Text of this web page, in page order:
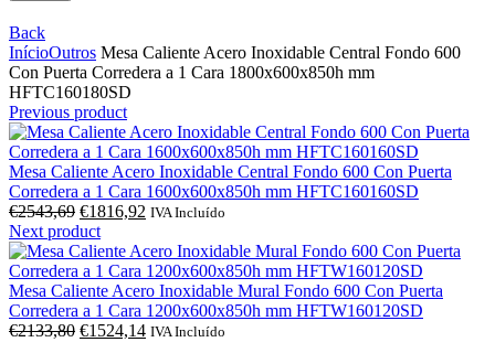
Back
InícioOutros Mesa Caliente Acero Inoxidable Central Fondo 600
Con Puerta Corredera a 1 Cara 1800x600x850h mm
HFTC160180SD
Previous product
Mesa Caliente Acero Inoxidable Central Fondo 600 Con Puerta
Corredera a 1 Cara 1600x600x850h mm HFTC160160SD
€2543,69 O
preço
original
era:
€2543,69.
€1816,92 O
atual
é:
€1816,92.
IVA Incluído
Next product
Mesa Caliente Acero Inoxidable Mural Fondo 600 Con Puerta
Corredera a 1 Cara 1200x600x850h mm HFTW160120SD
€2133,80 O
€1524,14OIVA Incluído